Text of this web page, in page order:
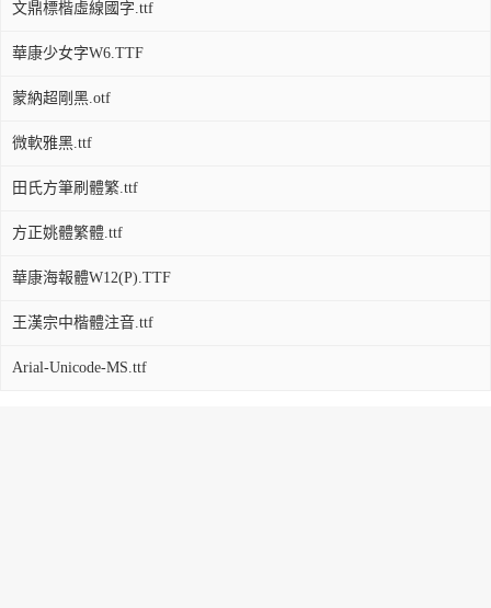
文鼎標楷虛線國字.ttf
華康少女字W6.TTF
蒙納超剛黑.otf
微軟雅黑.ttf
田氏方筆刷體繁.ttf
方正姚體繁體.ttf
華康海報體W12(P).TTF
王漢宗中楷體注音.ttf
Arial-Unicode-MS.ttf